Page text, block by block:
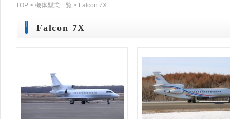
TOP > 機体型式一覧 > Falcon 7X
Falcon 7X